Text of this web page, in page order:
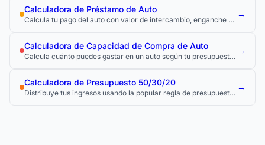
Calculadora de Préstamo de Auto
Calcula tu pago del auto con valor de intercambio, enganche y
→
Calculadora de Capacidad de Compra de Auto
Calcula cuánto puedes gastar en un auto según tu presupuesto
→
Calculadora de Presupuesto 50/30/20
Distribuye tus ingresos usando la popular regla de presupuesto
→